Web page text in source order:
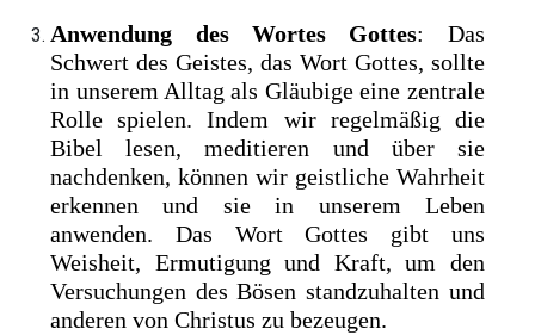
Anwendung des Wortes Gottes: Das
Schwert des Geistes, das Wort Gottes, sollte
in unserem Alltag als Gläubige eine zentrale
Rolle spielen. Indem wir regelmäßig die
Bibel lesen, meditieren und über sie
nachdenken, können wir geistliche Wahrheit
erkennen und sie in unserem Leben
anwenden. Das Wort Gottes gibt uns
Weisheit, Ermutigung und Kraft, um den
Versuchungen des Bösen standzuhalten und
anderen von Christus zu bezeugen.